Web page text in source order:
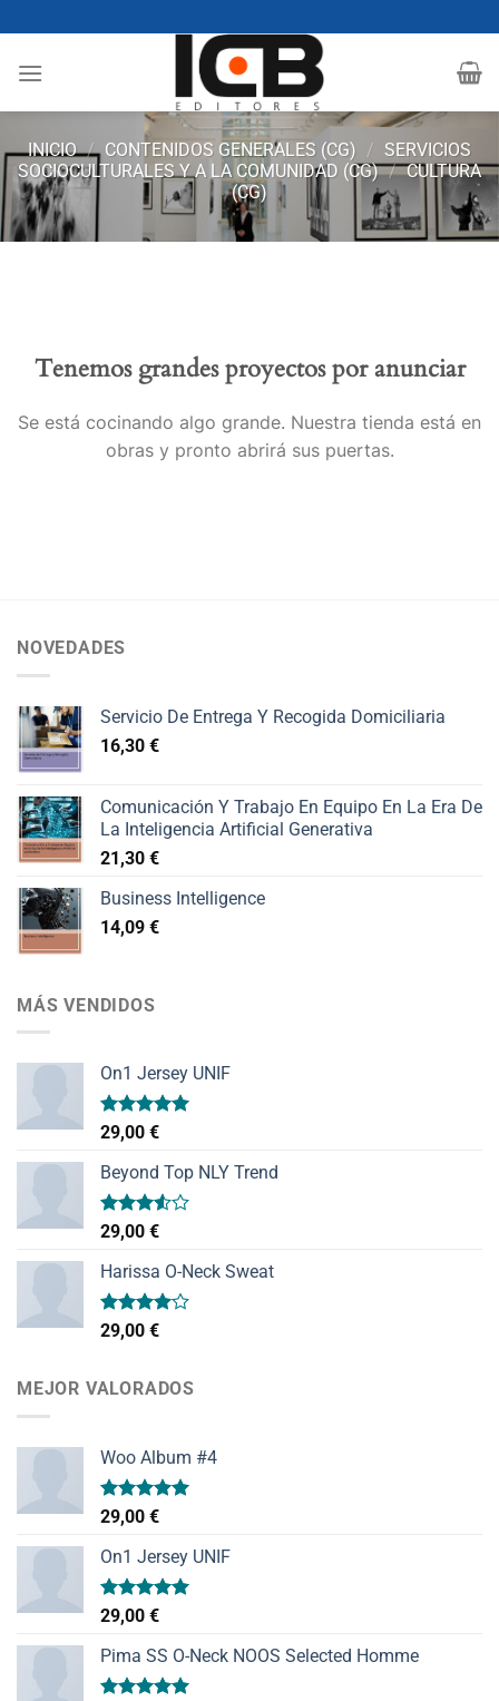
al
contenido
INICIO / CONTENIDOS GENERALES (CG) / SERVICIOS
SOCIOCULTURALES Y A LA COMUNIDAD (CG) / CULTURA
(CG)
Tenemos grandes proyectos por anunciar
Se está cocinando algo grande. Nuestra tienda está en
obras y pronto abrirá sus puertas.
NOVEDADES
Servicio De Entrega Y Recogida Domiciliaria
16,30 €
Comunicación Y Trabajo En Equipo En La Era De
La Inteligencia Artificial Generativa
21,30 €
Business Intelligence
14,09 €
MÁS VENDIDOS
On1 Jersey UNIF
Valorado
con
de 5
29,00 €
Beyond Top NLY Trend
Valorado
con
3.50de
5
29,00 €
Harissa O-Neck Sweat
Valorado
con
29,00 €
MEJOR VALORADOS
Woo Album #4
Valorado
con
de 5
29,00 €
On1 Jersey UNIF
Valorado
con
de 5
29,00 €
Pima SS O-Neck NOOS Selected Homme